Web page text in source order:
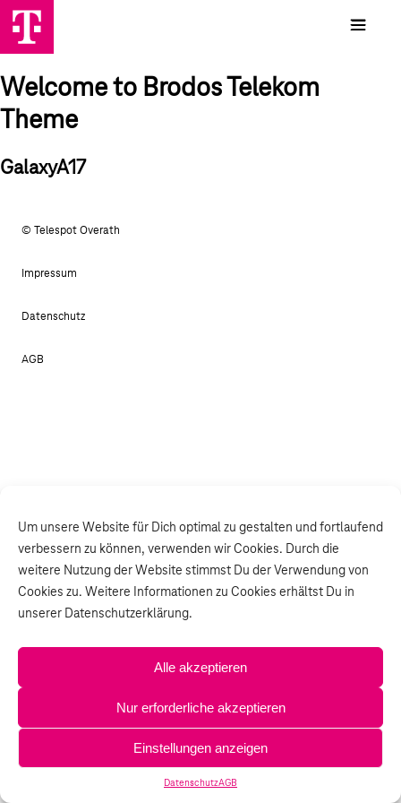
Um unsere Website für Dich optimal zu gestalten und fortlaufend
verbessern zu können, verwenden wir Cookies. Durch die
weitere Nutzung der Website stimmst Du der Verwendung von
Cookies zu. Weitere Informationen zu Cookies erhältst Du in
unserer Datenschutzerklärung.
Alle akzeptieren
Nur erforderliche akzeptieren
Einstellungen anzeigen
DatenschutzAGB
Welcome to Brodos Telekom
Theme
GalaxyA17
© Telespot Overath
Impressum
Datenschutz
AGB